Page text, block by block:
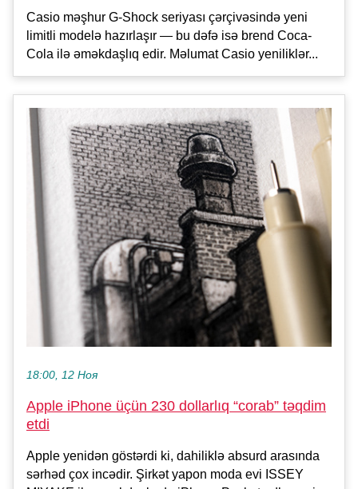
Casio məşhur G-Shock seriyası çərçivəsində yeni
limitli modelə hazırlaşır — bu dəfə isə brend Coca-
Cola ilə əməkdaşlıq edir. Məlumat Casio yeniliklər...
18:00, 12 Ноя
Apple iPhone üçün 230 dollarlıq “corab” təqdim
etdi
Apple yenidən göstərdi ki, dahiliklə absurd arasında
sərhəd çox incədir. Şirkət yapon moda evi ISSEY